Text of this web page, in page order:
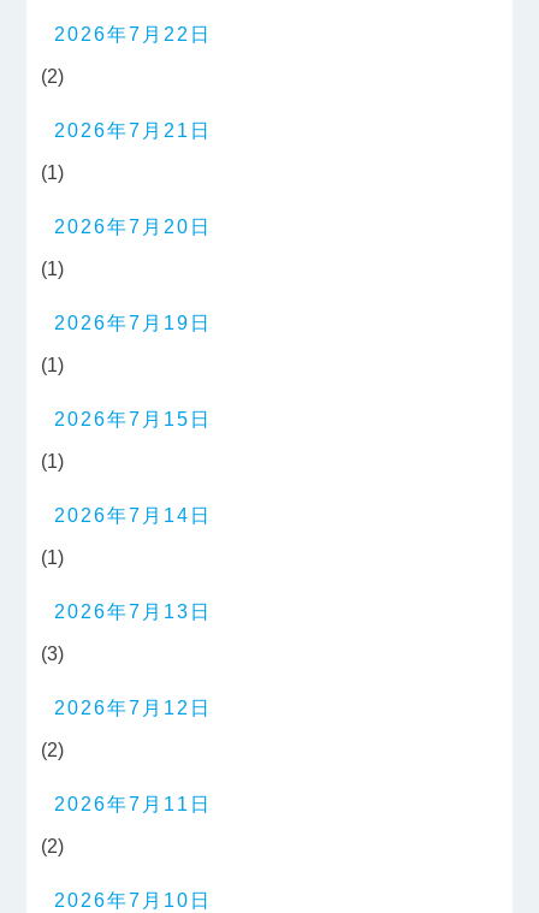
2026年7月22日
(2)
2026年7月21日
(1)
2026年7月20日
(1)
2026年7月19日
(1)
2026年7月15日
(1)
2026年7月14日
(1)
2026年7月13日
(3)
2026年7月12日
(2)
2026年7月11日
(2)
2026年7月10日